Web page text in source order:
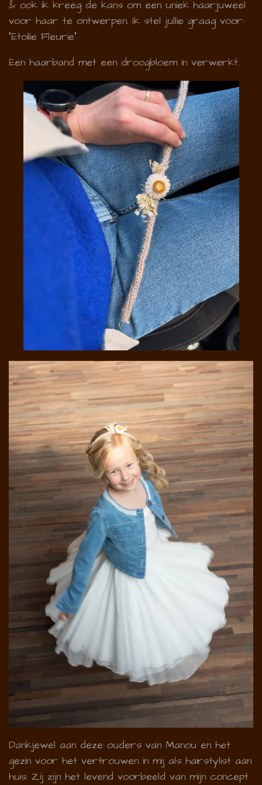
& ook ik kreeg de kans om een uniek haarjuweel
voor haar te ontwerpen. Ik stel jullie graag voor:
"Etoilie Fleurie"
Een haarband met een droogbloem in verwerkt.
Dankjewel aan deze ouders van Manou en het
gezin voor het vertrouwen in mij als hairstylist aan
huis. Zij zijn het levend voorbeeld van mijn concept